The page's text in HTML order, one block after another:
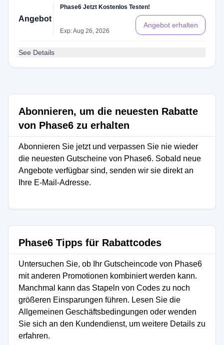
Angebot
Phase6 Jetzt Kostenlos Testen!
Exp: Aug 26, 2026
Angebot erhalten
See Details
Abonnieren, um die neuesten Rabatte
von Phase6 zu erhalten
Abonnieren Sie jetzt und verpassen Sie nie wieder
die neuesten Gutscheine von Phase6. Sobald neue
Angebote verfügbar sind, senden wir sie direkt an
Ihre E-Mail-Adresse.
Phase6 Tipps für Rabattcodes
Untersuchen Sie, ob Ihr Gutscheincode von Phase6
mit anderen Promotionen kombiniert werden kann.
Manchmal kann das Stapeln von Codes zu noch
größeren Einsparungen führen. Lesen Sie die
Allgemeinen Geschäftsbedingungen oder wenden
Sie sich an den Kundendienst, um weitere Details zu
erfahren.